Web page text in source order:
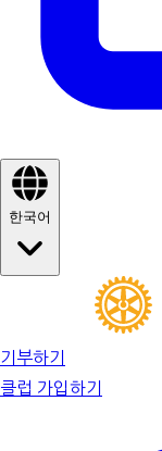
한국어
기부하기
클럽 가입하기